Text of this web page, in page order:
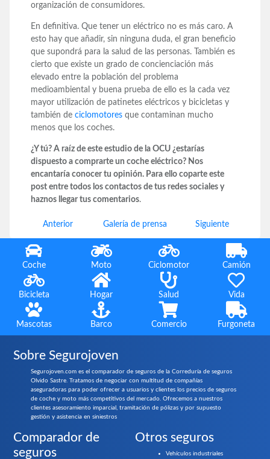
organización de consumidores.
En definitiva. Que tener un eléctrico no es más caro. A
esto hay que añadir, sin ninguna duda, el gran beneficio
que supondrá para la salud de las personas. También es
cierto que existe un grado de concienciación más
elevado entre la población del problema
medioambiental y buena prueba de ello es la cada vez
mayor utilización de patinetes eléctricos y bicicletas y
también de ciclomotoresque contaminan mucho
menos que los coches.
¿Y tú? A raíz de este estudio de la OCU ¿estarías
dispuesto a comprarte un coche eléctrico? Nos
encantaría conocer tu opinión. Para ello coparte este
post entre todos los contactos de tus redes sociales y
haznos llegar tus comentarios.
Anterior Galería de prensa Siguiente
Coche Moto Ciclomotor Camión
Bicicleta Hogar Salud Vida
Mascotas Barco Comercio Furgoneta
Sobre Segurojoven
Segurojoven.com es el comparador de seguros de la Correduría de seguros
Olvido Sastre. Tratamos de negociar con multitud de compañías
aseguradoras para poder ofrecer a usuarios y clientes los precios de seguros
de coche y moto más competitivos del mercado. Ofrecemos a nuestros
clientes asesoramiento imparcial, tramitación de pólizas y por supuesto
gestión y asistencia en siniestros
Comparador de
seguros
Otros seguros
Vehículos industriales